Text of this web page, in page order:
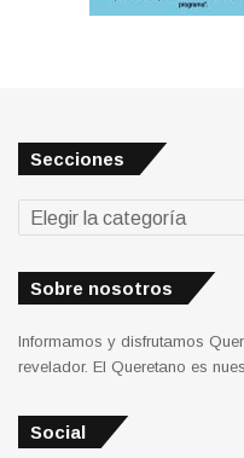
Secciones
Secciones
Sobre nosotros
Informamos y disfrutamos
revelador. El Queretano es
Social